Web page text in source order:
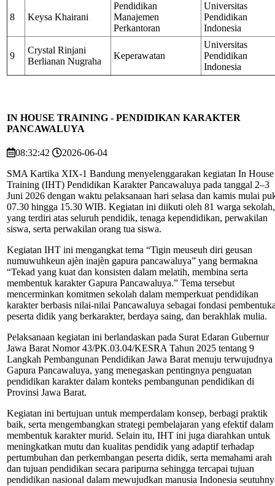
8 Keysa Khairani
Pendidikan
Manajemen
Perkantoran
Universitas
Pendidikan
Indonesia
9
Crystal Rinjani
Berlianan Nugraha
Keperawatan
Universitas
Pendidikan
Indonesia
IN HOUSE TRAINING - PENDIDIKAN KARAKTER
PANCAWALUYA
08:32:42
2026-06-04
SMA Kartika XIX-1 Bandung menyelenggarakan kegiatan In House
Training (IHT) Pendidikan Karakter Pancawaluya pada tanggal 2–3
Juni 2026 dengan waktu pelaksanaan hari selasa dan kamis mulai
07.30 hingga 15.30 WIB. Kegiatan ini diikuti oleh 81 warga sekolah,
yang terdiri atas seluruh pendidik, tenaga kependidikan, perwakilan
siswa, serta perwakilan orang tua siswa.
Kegiatan IHT ini mengangkat tema “Tigin meuseuh diri geusan
numuwuhkeun ajèn inajèn gapura pancawaluya” yang bermakna
“Tekad yang kuat dan konsisten dalam melatih, membina serta
membentuk karakter Gapura Pancawaluya.” Tema tersebut
mencerminkan komitmen sekolah dalam memperkuat pendidikan
karakter berbasis nilai-nilai Pancawaluya sebagai fondasi
peserta didik yang berkarakter, berdaya saing, dan berakhlak mulia.
Pelaksanaan kegiatan ini berlandaskan pada Surat Edaran Gubernur
Jawa Barat Nomor 43/PK.03.04/KESRA Tahun 2025 tentang 9
Langkah Pembangunan Pendidikan Jawa Barat menuju terwujudnya
Gapura Pancawaluya, yang menegaskan pentingnya penguatan
pendidikan karakter dalam konteks pembangunan pendidikan di
Provinsi Jawa Barat.
Kegiatan ini bertujuan untuk memperdalam konsep, berbagi praktik
baik, serta mengembangkan strategi pembelajaran yang efektif dalam
membentuk karakter murid. Selain itu, IHT ini juga diarahkan untuk
meningkatkan mutu dan kualitas pendidik yang adaptif terhadap
pertumbuhan dan perkembangan peserta didik, serta memahami arah
dan tujuan pendidikan secara paripurna sehingga tercapai tujuan
pendidikan nasional dalam mewujudkan manusia Indonesia